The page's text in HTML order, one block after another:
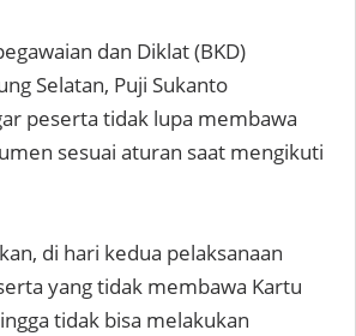
dan Diklat (BKD)
Selatan, Puji Sukanto
peserta tidak lupa membawa
sesuai aturan saat mengikuti
di hari kedua pelaksanaan
yang tidak membawa Kartu
tidak bisa melakukan